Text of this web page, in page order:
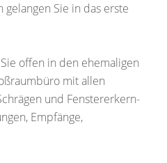
Sie in das erste
offen in den ehemaligen
mit allen
und Fenstererkern-
Empfänge,